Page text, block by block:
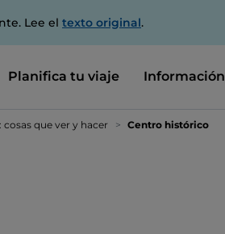
Lee el texto original.
Planifica tu viaje Información
cosas que ver y hacer Centro histórico